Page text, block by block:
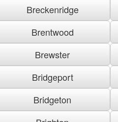
Breckenridge
Brentwood
Brewster
Bridgeport
Bridgeton